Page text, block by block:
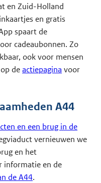
en Zuid-Holland
en gratis
spaart de
cadeaubonnen. Zo
ook voor mensen
op deactiepagina voor
A44
en een brug in de
vernieuwen we
en het
informatie en de
de A44.